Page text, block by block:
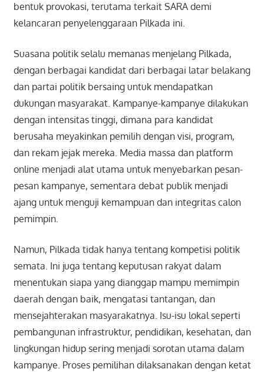
bentuk provokasi, terutama terkait SARA demi
kelancaran penyelenggaraan Pilkada ini.
Suasana politik selalu memanas menjelang Pilkada,
dengan berbagai kandidat dari berbagai latar belakang
dan partai politik bersaing untuk mendapatkan
dukungan masyarakat. Kampanye-kampanye dilakukan
dengan intensitas tinggi, dimana para kandidat
berusaha meyakinkan pemilih dengan visi, program,
dan rekam jejak mereka. Media massa dan platform
online menjadi alat utama untuk menyebarkan pesan-
pesan kampanye, sementara debat publik menjadi
ajang untuk menguji kemampuan dan integritas calon
pemimpin.
Namun, Pilkada tidak hanya tentang kompetisi politik
semata. Ini juga tentang keputusan rakyat dalam
menentukan siapa yang dianggap mampu memimpin
daerah dengan baik, mengatasi tantangan, dan
mensejahterakan masyarakatnya. Isu-isu lokal seperti
pembangunan infrastruktur, pendidikan, kesehatan, dan
lingkungan hidup sering menjadi sorotan utama dalam
kampanye. Proses pemilihan dilaksanakan dengan ketat